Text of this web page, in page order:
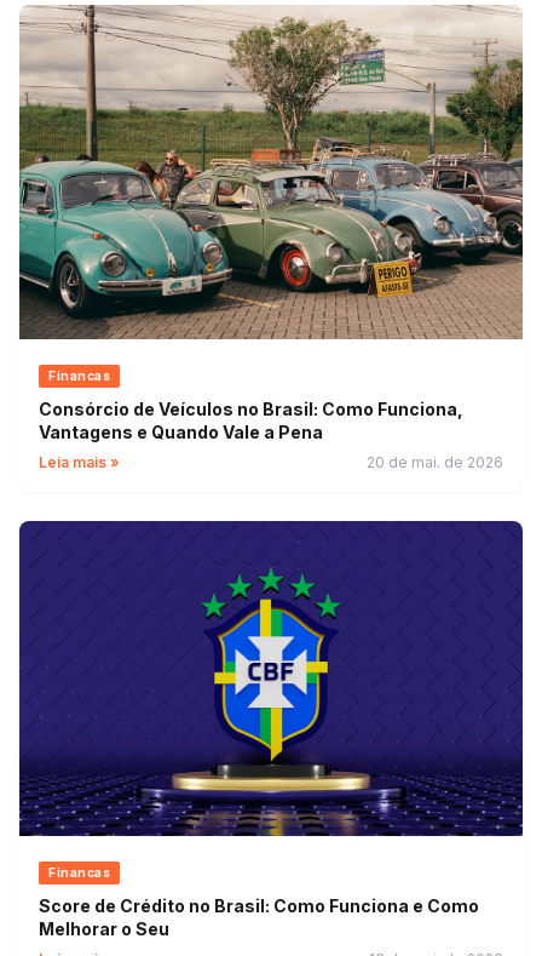
Financas
Consórcio de Veículos no Brasil: Como Funciona,
Vantagens e Quando Vale a Pena
Leia mais » 20 de mai. de 2026
Financas
Score de Crédito no Brasil: Como Funciona e Como
Melhorar o Seu